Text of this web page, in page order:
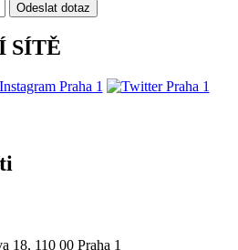
Odeslat dotaz
SÍTĚ
18, 110 00 Praha 1